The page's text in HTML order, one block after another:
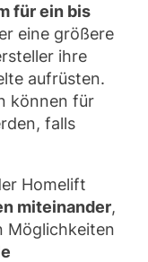
für ein bis
eine größere
ihre
aufrüsten.
können für
falls
Homelift
miteinander,
Möglichkeiten